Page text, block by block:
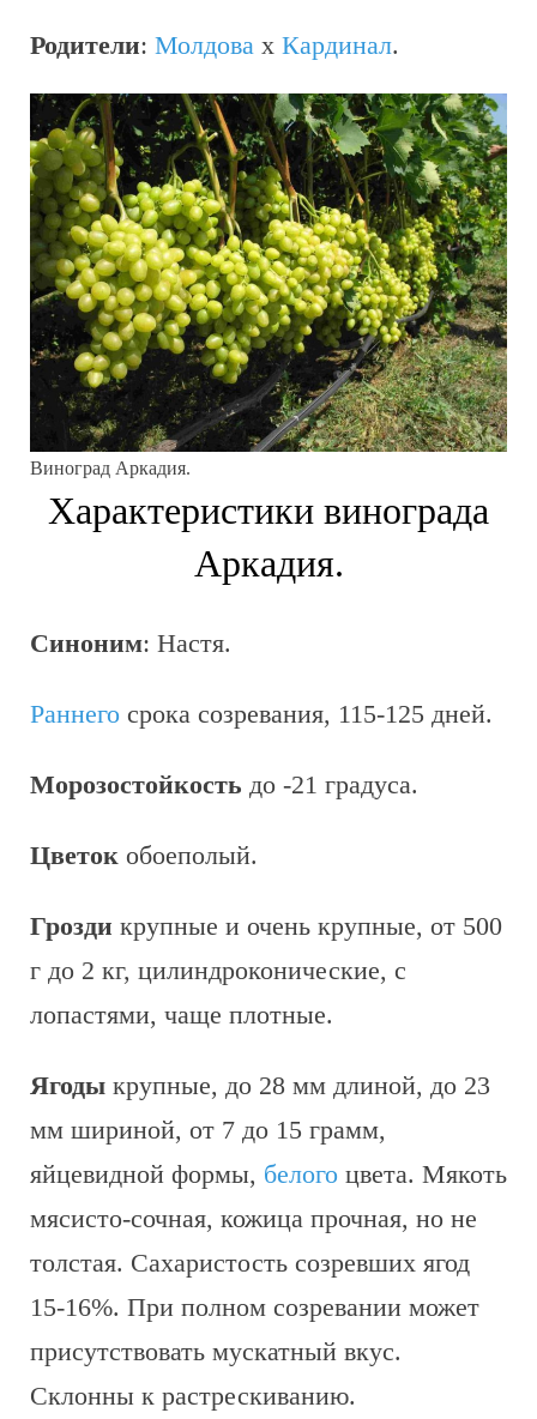
Родители: Молдова х Кардинал.
Виноград Аркадия.
Характеристики винограда
Аркадия.
Синоним: Настя.
Раннего срока созревания, 115-125 дней.
Морозостойкость до -21 градуса.
Цветок обоеполый.
Грозди крупные и очень крупные, от 500
г до 2 кг, цилиндроконические, с
лопастями, чаще плотные.
Ягоды крупные, до 28 мм длиной, до 23
мм шириной, от 7 до 15 грамм,
яйцевидной формы, белого цвета. Мякоть
мясисто-сочная, кожица прочная, но не
толстая. Сахаристость созревших ягод
15-16%. При полном созревании может
присутствовать мускатный вкус.
Склонны к растрескиванию.